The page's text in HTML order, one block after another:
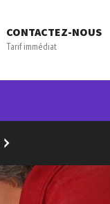
CONTACTEZ-NOUS
Tarif immédiat